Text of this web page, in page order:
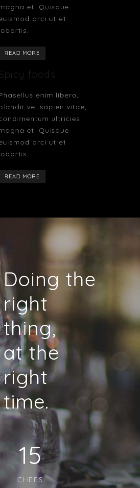
et. Quisque
orci ut et
READ MORE
foods
enim libero,
vel sapien vitae,
ultricies
et. Quisque
orci ut et
READ MORE
Doing the
right
thing,
at the
right
time.
15
CHEFS